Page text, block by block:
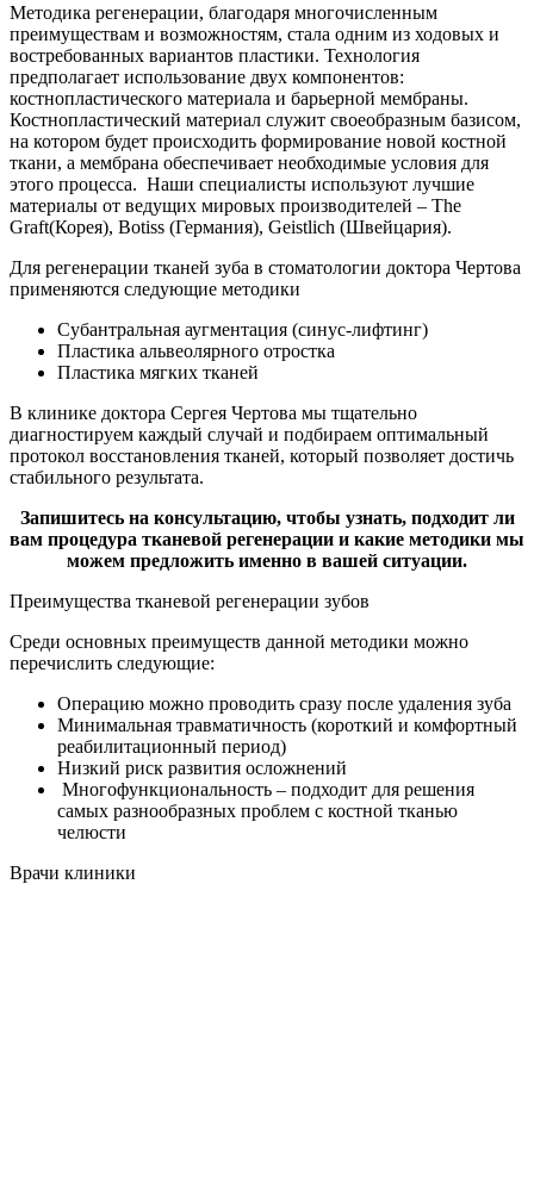
Методика регенерации, благодаря многочисленным
преимуществам и возможностям, стала одним из ходовых и
востребованных вариантов пластики. Технология
предполагает использование двух компонентов:
костнопластического материала и барьерной мембраны.
Костнопластический материал служит своеобразным базисом,
на котором будет происходить формирование новой костной
ткани, а мембрана обеспечивает необходимые условия для
этого процесса. Наши специалисты используют лучшие
материалы от ведущих мировых производителей – The
Graft(Корея), Botiss (Германия), Geistlich (Швейцария).
Для регенерации тканей зуба в стоматологии доктора Чертова
применяются следующие методики
Субантральная аугментация (синус-лифтинг)
Пластика альвеолярного отростка
Пластика мягких тканей
В клинике доктора Сергея Чертова мы тщательно
диагностируем каждый случай и подбираем оптимальный
протокол восстановления тканей, который позволяет достичь
стабильного результата.
Запишитесь на консультацию, чтобы узнать, подходит ли
вам процедура тканевой регенерации и какие методики мы
можем предложить именно в вашей ситуации.
Преимущества тканевой регенерации зубов
Среди основных преимуществ данной методики можно
перечислить следующие:
Операцию можно проводить сразу после удаления зуба
Минимальная травматичность (короткий и комфортный
реабилитационный период)
Низкий риск развития осложнений
Многофункциональность – подходит для решения
самых разнообразных проблем с костной тканью
челюсти
Врачи клиники